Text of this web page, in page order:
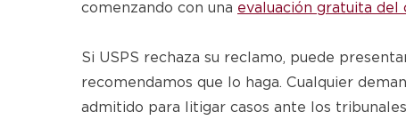
comenzando con una evaluación gratuita del
Si USPS rechaza su reclamo, puede
recomendamos que lo haga. Cualquier
admitido para litigar casos ante los